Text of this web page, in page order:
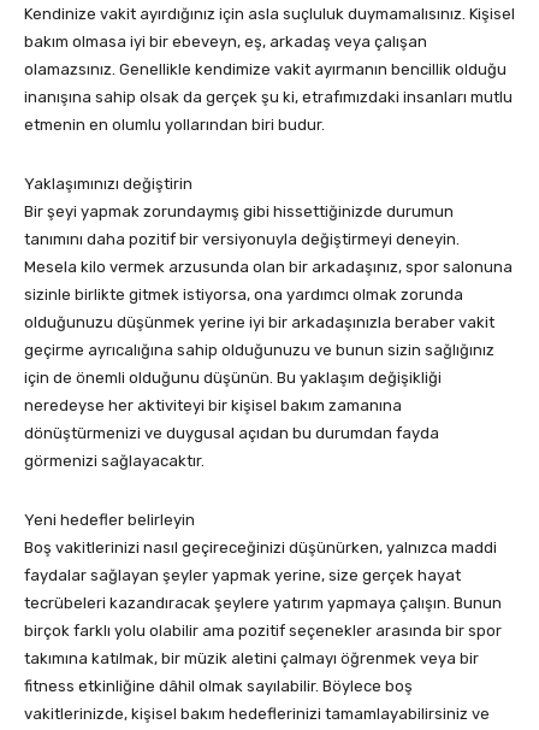
Kendinize vakit ayırdığınız için asla suçluluk duymamalısınız. Kişisel
bakım olmasa iyi bir ebeveyn, eş, arkadaş veya çalışan
olamazsınız. Genellikle kendimize vakit ayırmanın bencillik olduğu
inanışına sahip olsak da gerçek şu ki, etrafımızdaki insanları mutlu
etmenin en olumlu yollarından biri budur.
Yaklaşımınızı değiştirin
Bir şeyi yapmak zorundaymış gibi hissettiğinizde durumun
tanımını daha pozitif bir versiyonuyla değiştirmeyi deneyin.
Mesela kilo vermek arzusunda olan bir arkadaşınız, spor salonuna
sizinle birlikte gitmek istiyorsa, ona yardımcı olmak zorunda
olduğunuzu düşünmek yerine iyi bir arkadaşınızla beraber vakit
geçirme ayrıcalığına sahip olduğunuzu ve bunun sizin sağlığınız
için de önemli olduğunu düşünün. Bu yaklaşım değişikliği
neredeyse her aktiviteyi bir kişisel bakım zamanına
dönüştürmenizi ve duygusal açıdan bu durumdan fayda
görmenizi sağlayacaktır.
Yeni hedefler belirleyin
Boş vakitlerinizi nasıl geçireceğinizi düşünürken, yalnızca maddi
faydalar sağlayan şeyler yapmak yerine, size gerçek hayat
tecrübeleri kazandıracak şeylere yatırım yapmaya çalışın. Bunun
birçok farklı yolu olabilir ama pozitif seçenekler arasında bir spor
takımına katılmak, bir müzik aletini çalmayı öğrenmek veya bir
fitness etkinliğine dâhil olmak sayılabilir. Böylece boş
vakitlerinizde, kişisel bakım hedeflerinizi tamamlayabilirsiniz ve